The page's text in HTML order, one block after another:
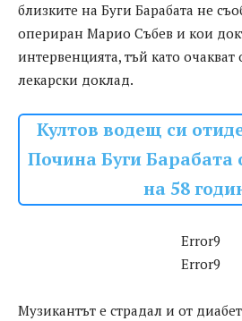
близките на Буги Барабата не
опериран Марио Събев и кои
интервенцията, тъй като
лекарски доклад.
Култов водещ си
Почина Буги Барабата
на 58
Error9
Error9
Музикантът е страдал и от